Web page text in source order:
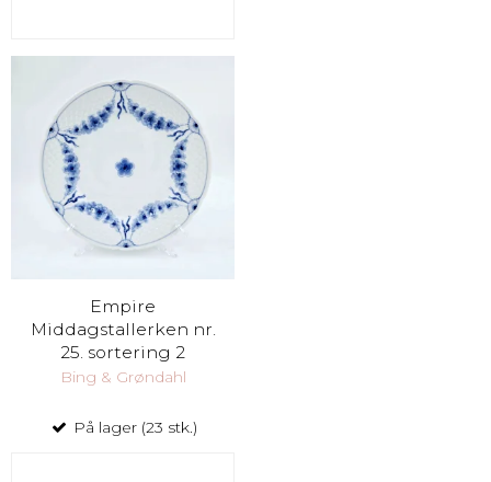
Empire
Middagstallerken nr.
25. sortering 2
Bing & Grøndahl
På lager (23 stk.)